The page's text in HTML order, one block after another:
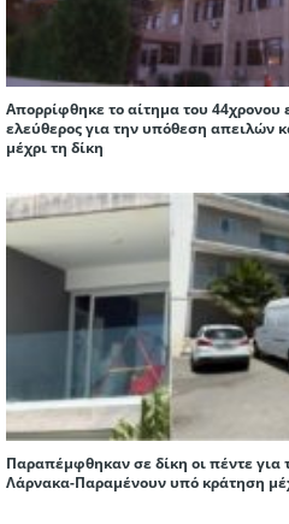
Απορρίφθηκε το αίτημα του 44χρονου
ελεύθερος για την υπόθεση απειλών
μέχρι τη δίκη
Παραπέμφθηκαν σε δίκη οι πέντε για
Λάρνακα-Παραμένουν υπό κράτηση